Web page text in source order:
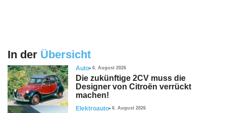
In der Übersicht
Auto 6. August 2026
Die zukünftige 2CV muss die
Designer von Citroën verrückt
machen!
Elektroauto 6. August 2026